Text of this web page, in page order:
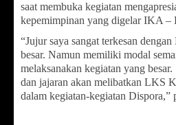
saat membuka kegiatan
kepemimpinan yang digelar IKA –
“Jujur saya sangat terkesan
besar. Namun memiliki modal
melaksanakan kegiatan yang
dan jajaran akan melibatkan LKS
dalam kegiatan-kegiatan